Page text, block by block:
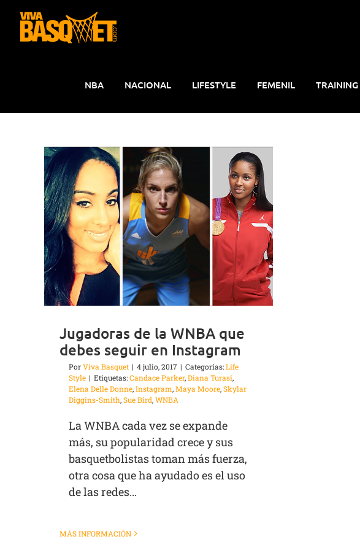
contenido
NBA NACIONAL LIFESTYLE FEMENIL TRAINING
Jugadoras de la WNBA que
debes seguir en Instagram
PorViva Basquet | 4 julio, 2017 | Categorías:Life
Style | Etiquetas:Candace Parker,Diana Turasi,
Elena Delle Donne,Instagram,Maya Moore,Skylar
Diggins-Smith,Sue Bird,WNBA
La WNBA cada vez se expande
más, su popularidad crece y sus
basquetbolistas toman más fuerza,
otra cosa que ha ayudado es el uso
de las redes...
MÁS INFORMACIÓN